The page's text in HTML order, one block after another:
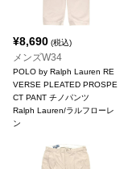
¥8,690 (税込)
メンズW34
POLO by Ralph Lauren RE
VERSE PLEATED PROSPE
CT PANT チノパンツ
Ralph Lauren/ラルフローレ
ン